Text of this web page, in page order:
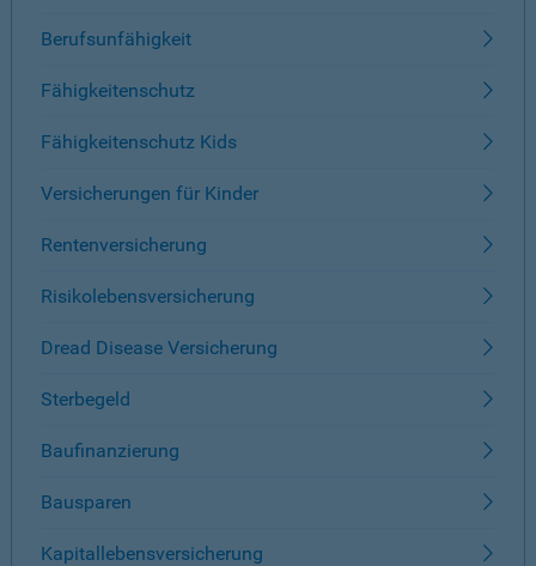
Berufsunfähigkeit
Fähigkeitenschutz
Fähigkeitenschutz Kids
Versicherungen für Kinder
Rentenversicherung
Risikolebensversicherung
Dread Disease Versicherung
Sterbegeld
Baufinanzierung
Bausparen
Kapitallebensversicherung